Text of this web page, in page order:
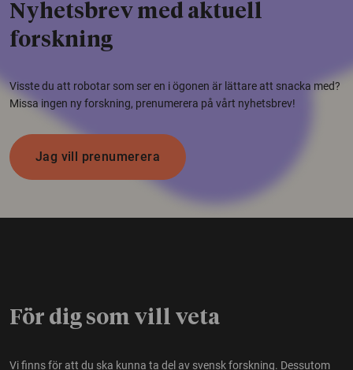
Nyhetsbrev med aktuell
forskning
Visste du att robotar som ser en i ögonen är lättare att snacka med?
Missa ingen ny forskning, prenumerera på vårt nyhetsbrev!
Jag vill prenumerera
För dig som vill veta
Vi finns för att du ska kunna ta del av svensk forskning. Dessutom